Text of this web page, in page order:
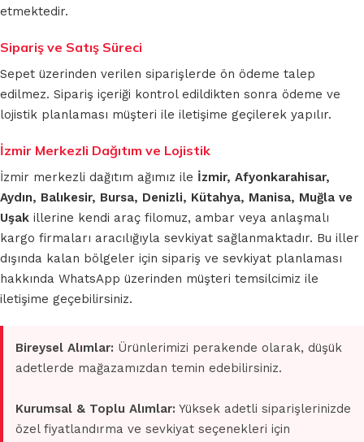
etmektedir.
Sipariş ve Satış Süreci
Sepet üzerinden verilen siparişlerde ön ödeme talep
edilmez. Sipariş içeriği kontrol edildikten sonra ödeme ve
lojistik planlaması müşteri ile iletişime geçilerek yapılır.
İzmir Merkezli Dağıtım ve Lojistik
İzmir merkezli dağıtım ağımız ile İzmir, Afyonkarahisar,
Aydın, Balıkesir, Bursa, Denizli, Kütahya, Manisa, Muğla ve
Uşak illerine kendi araç filomuz, ambar veya anlaşmalı
kargo firmaları aracılığıyla sevkiyat sağlanmaktadır. Bu iller
dışında kalan bölgeler için sipariş ve sevkiyat planlaması
hakkında WhatsApp üzerinden müşteri temsilcimiz ile
iletişime geçebilirsiniz.
Bireysel Alımlar: Ürünlerimizi perakende olarak, düşük
adetlerde mağazamızdan temin edebilirsiniz.
Kurumsal & Toplu Alımlar: Yüksek adetli siparişlerinizde
özel fiyatlandırma ve sevkiyat seçenekleri için